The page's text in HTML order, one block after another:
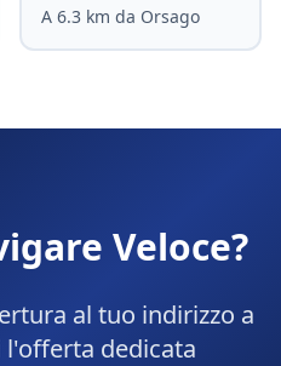
A 6.3 km da Orsago
Veloce?
al tuo indirizzo a
l'offerta dedicata